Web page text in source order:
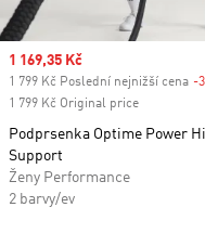
Sale price
1 169,35 Kč
1 799 Kč Poslední nejnižší cena -
1 799 Kč Original price
Podprsenka Optime Power
Support
Ženy Performance
2 barvy/ev